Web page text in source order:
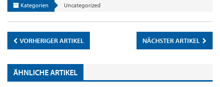
Kategorien Uncategorized
VORHERIGER ARTIKEL NÄCHSTER ARTIKEL
ÄHNLICHE ARTIKEL